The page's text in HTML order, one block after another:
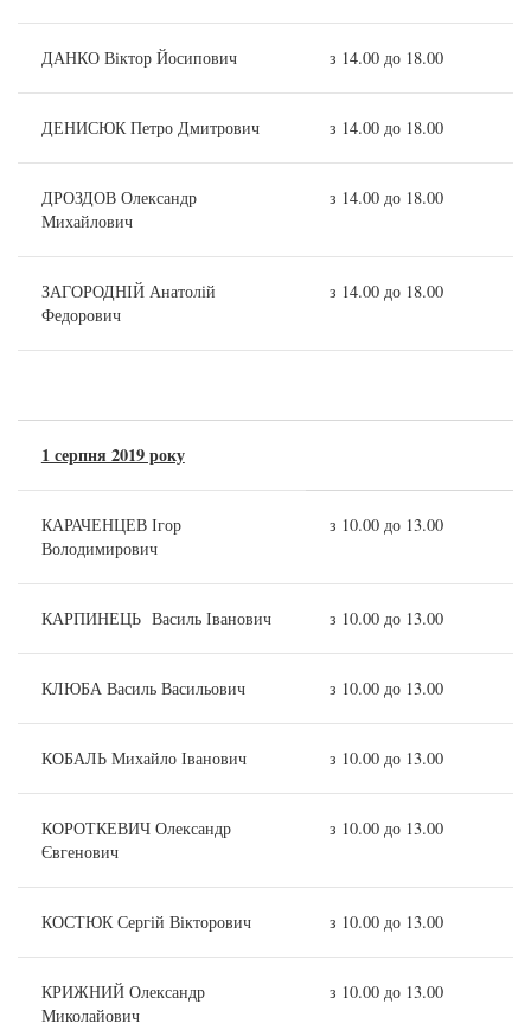
ДАНКО Віктор Йосипович з 14.00 до 18.00
ДЕНИСЮК Петро Дмитрович з 14.00 до 18.00
ДРОЗДОВ Олександр
Михайлович
з 14.00 до 18.00
ЗАГОРОДНІЙ Анатолій
Федорович
з 14.00 до 18.00
1 серпня 2019 року
КАРАЧЕНЦЕВ Ігор
Володимирович
з 10.00 до 13.00
КАРПИНЕЦЬ Василь Іванович з 10.00 до 13.00
КЛЮБА Василь Васильович з 10.00 до 13.00
КОБАЛЬ Михайло Іванович з 10.00 до 13.00
КОРОТКЕВИЧ Олександр
Євгенович
з 10.00 до 13.00
КОСТЮК Сергій Вікторович з 10.00 до 13.00
КРИЖНИЙ Олександр
Миколайович
з 10.00 до 13.00